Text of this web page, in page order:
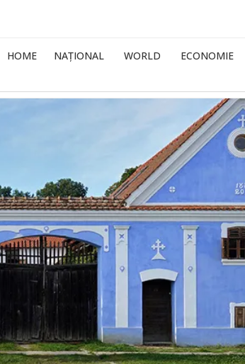
HOME NAȚIONAL WORLD ECONOMIE